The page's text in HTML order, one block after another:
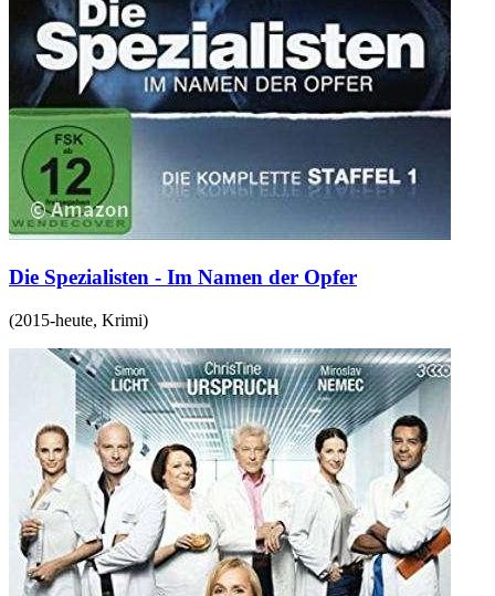
Die Spezialisten - Im Namen der Opfer
(2015-heute, Krimi)